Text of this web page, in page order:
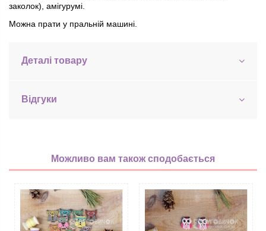
заколок), амігурумі.
Можна прати у пральній машині.
Деталі товару
Відгуки
Можливо вам також сподобається